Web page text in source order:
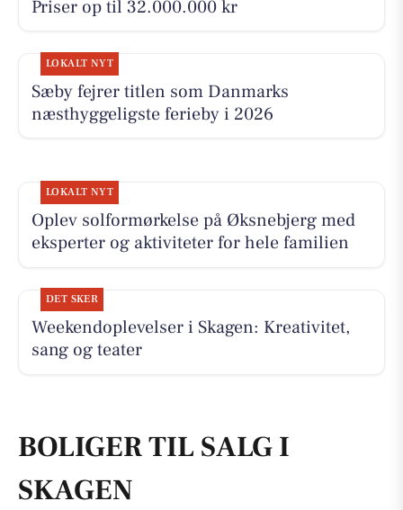
Priser op til 32.000.000 kr
LOKALT NYT
Sæby fejrer titlen som Danmarks
næsthyggeligste ferieby i 2026
LOKALT NYT
Oplev solformørkelse på Øksnebjerg med
eksperter og aktiviteter for hele familien
DET SKER
Weekendoplevelser i Skagen: Kreativitet,
sang og teater
BOLIGER TIL SALG I
SKAGEN